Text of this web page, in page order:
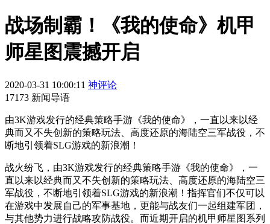
战场制霸！《我的使命》机甲
师星图震撼开启
2020-03-31 10:00:11 神评论
17173 新闻导语
由3K游戏发行的经典策略手游《我的使命》，一直以来以经
典而又不失创新的策略玩法、高度还原的海陆空三军战役，不
断地引领着SLG游戏的新浪潮！
战火纷飞，由3K游戏发行的经典策略手游《我的使命》，一
直以来以经典而又不失创新的策略玩法、高度还原的海陆空三
军战役，不断地引领着SLG游戏的新浪潮！指挥官们不仅可以
在游戏中发展自己的军事基地，更能与战友们一起组建军团，
与其他势力进行战略攻防战役。而近期开启的机甲师星图系列